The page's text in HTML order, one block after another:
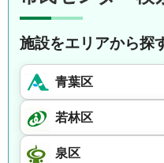
施設をエリアから探
青葉区
若林区
泉区